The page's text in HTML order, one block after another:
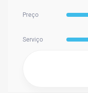
Preço
Serviço